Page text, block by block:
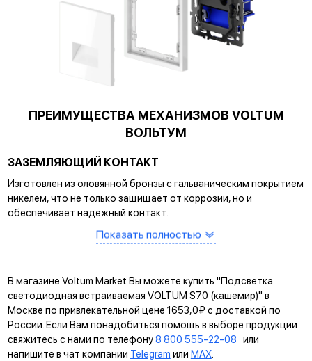
ПРЕИМУЩЕСТВА МЕХАНИЗМОВ VOLTUM
ВОЛЬТУМ
ЗАЗЕМЛЯЮЩИЙ КОНТАКТ
Изготовлен из оловянной бронзы с гальваническим покрытием
никелем, что не только защищает от коррозии, но и
обеспечивает надежный контакт.
САМОЗАЖИМНЫЕ КЛЕММЫ
КРЕПЛЕНИЕ EASY CLICK
Обеспечивает быстрое и легкое соединение механизма с
рамкой. Восемь фиксаторов по периметру нивелируют
неровности стены и надежно удерживают конструкцию.
Показать полностью
В магазине Voltum Market Вы можете купить "Подсветка
светодиодная встраиваемая VOLTUM S70 (кашемир)" в
Москве по привлекательной цене 1653,0₽ с доставкой по
России. Если Вам понадобиться помощь в выборе продукции
свяжитесь с нами по телефону8 800 555-22-08 или
напишите в чат компании Telegram или MAX.